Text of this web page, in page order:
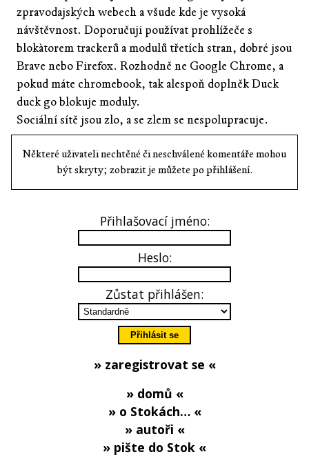
zpravodajských webech a všude kde je vysoká
návštěvnost. Doporučuji používat prohlížeče s
blokàtorem trackerů a modulů třetích stran, dobré jsou
Brave nebo Firefox. Rozhodně ne Google Chrome, a
pokud máte chromebook, tak alespoň doplněk Duck
duck go blokuje moduly.
Sociální sítě jsou zlo, a se zlem se nespolupracuje.
Některé uživateli nechtěné či neschválené komentáře mohou
být skryty; zobrazit je můžete po přihlášení.
Přihlašovací jméno:
Heslo:
Zůstat přihlášen:
» zaregistrovat se «
» domů «
» o Stokách… «
» autoři «
» pište do Stok «